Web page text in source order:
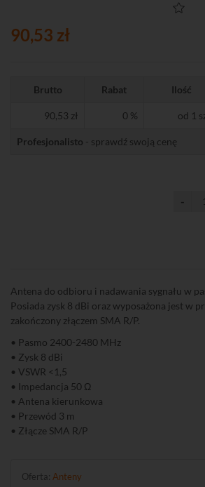
90,53 zł
Brutto Rabat Ilość
90,53 zł 0 % od 1
Profesjonalisto - sprawdź swoją cenę
Antena do odbioru i nadawania sygnału w
Posiada zysk 8 dBi oraz wyposażona jest w
zakończony złączem SMA R/P.
• Pasmo 2400-2480 MHz
• Zysk 8 dBi
• VSWR <1,5
• Impedancja 50 Ω
• Antena kierunkowa
• Przewód 3 m
• Złącze SMA R/P
Oferta: Anteny